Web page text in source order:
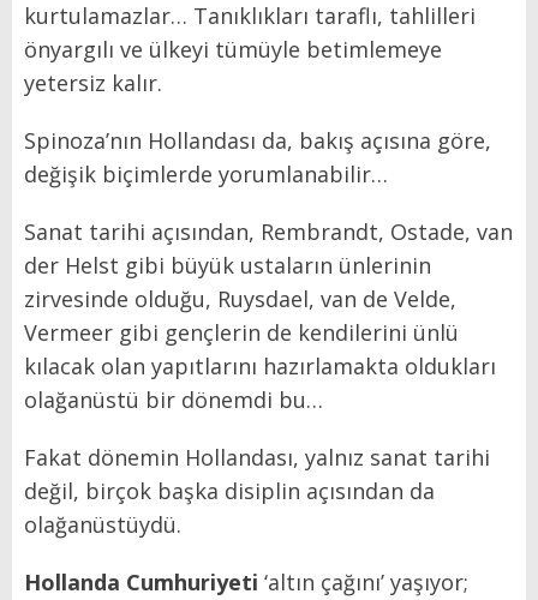
kurtulamazlar… Tanıklıkları taraflı, tahlilleri
önyargılı ve ülkeyi tümüyle betimlemeye
yetersiz kalır.
Spinoza’nın Hollandası da, bakış açısına göre,
değişik biçimlerde yorumlanabilir…
Sanat tarihi açısından, Rembrandt, Ostade, van
der Helst gibi büyük ustaların ünlerinin
zirvesinde olduğu, Ruysdael, van de Velde,
Vermeer gibi gençlerin de kendilerini ünlü
kılacak olan yapıtlarını hazırlamakta oldukları
olağanüstü bir dönemdi bu…
Fakat dönemin Hollandası, yalnız sanat tarihi
değil, birçok başka disiplin açısından da
olağanüstüydü.
Hollanda Cumhuriyeti ‘altın çağını’ yaşıyor;